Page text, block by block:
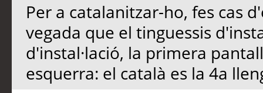
Per a catalanitzar-ho, fes cas
vegada que el tinguessis
d'instal·lació, la primera
esquerra: el català es la 4a